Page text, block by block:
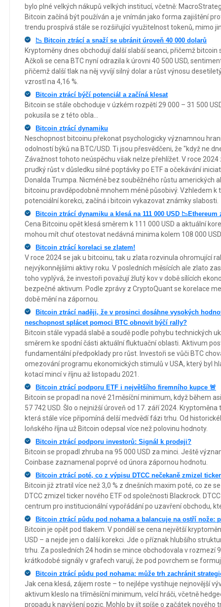
bylo plné velkých nákupů velkých institucí, včetně:
Bitcoin začíná být používán a je vnímán jako forma zajištění
trendu prospívá stále se rozšiřující využitelnost tokenů, mimo
📉 Bitcoin ztrácí a snaží se ubránit úroveň 40 000 dolarů
Kryptoměny dnes obchodují další slabší seanci, přičemž bitcoin
Ačkoli se cena BTC nyní odrazila k úrovni 40 500 USD,
přičemž další tlak na něj vyvíjí silný dolar a růst výnosu
vzrostl na 4,16 %.
Bitcoin ztrácí býčí potenciál a začíná klesat
Bitcoin se stále obchoduje v úzkém rozpětí 29 000 – 31 500
pokusila se z této obla...
Bitcoin ztrácí dynamiku
Neschopnost bitcoinu překonat psychologicky významnou
odolností býků na BTC/USD. Ti jsou přesvědčeni, že "když ne
Závažnost tohoto neúspěchu však nelze přehlížet. V roce
prudký růst v důsledku silné poptávky po ETF a očekávání
Donalda Trumpa. Nicméně bez souběžného růstu amerických
bitcoinu pravděpodobně mnohem méně působivý. Vzhledem k
potenciální korekci, začíná i bitcoin vykazovat známky slabosti.
Bitcoin ztrácí dynamiku a klesá na 111 000 USD 📉Ethereum
Cena Bitcoinu opět klesá směrem k 111 000 USD a aktuální
mohou mít chuť otestovat nedávná minima kolem 108 000
Bitcoin ztrácí korelaci se zlatem!
V roce 2024 se jak u bitcoinu, tak u zlata rozvinula ohromující
nejvýkonnějšími aktivy roku. V posledních měsících ale zlato
toho vyplývá, že investoři považují žlutý kov v době sílících
bezpečné aktivum. Podle zprávy z CryptoQuant se korelace
době mění na zápornou.
Bitcoin ztrácí naději, že v prosinci dosáhne vysokých
neschopnost splácet pomoci BTC obnovit býčí rally?
Bitcoin stále vypadá slabě a soudě podle pohybu technických
směrem ke spodní části aktuální fluktuační oblasti. Aktivum
fundamentální předpoklady pro růst. Investoři se vůči BTC
omezování programu ekonomických stimulů v USA, který byl
kotací mincí v říjnu až listopadu 2021.
Bitcoin ztrácí podporu ETF i největšího firemního kupce 🚨
Bitcoin se propadl na nové 21měsíční minimum, když během
57 742 USD. Šlo o nejnižší úroveň od 17. září 2024.
která stále více připomíná delší medvědí fázi trhu. Od
loňského října už Bitcoin odepsal více než polovinu hodnoty.
Bitcoin ztrácí podporu investorů: Signál k prodeji?
Bitcoin se propadl zhruba na 95 000 USD za minci. Ještě
Coinbase zaznamenal poprvé od února zápornou hodnotu.
Bitcoin ztrácí poté, co z výpisu DTCC nečekaně zmizel
Bitcoin již ztratil více než 3,0 % z dnešních maxim poté, co ze
DTCC zmizel ticker nového ETF od společnosti Blackrock.
centrum pro institucionální vypořádání po uzavření obchodu,
Bitcoin ztrácí půdu pod nohama a balancuje na ostří nože:
Bitcoin je opět pod tlakem. V pondělí se cena největší
USD – a nejde jen o další korekci. Jde o příznak hlubšího
trhu. Za posledních 24 hodin se mince obchodovala v rozmezí
krátkodobé signály v grafech varují, že pod povrchem se
Bitcoin ztrácí půdu pod nohama: může trh zachránit
Jak cena klesá, zájem roste – to nejlépe vystihuje nejnovější
aktivum kleslo na tříměsíční minimum, velcí hráči, včetně
propadu k navýšení pozic. Mohlo by jít spíše o začátek nového